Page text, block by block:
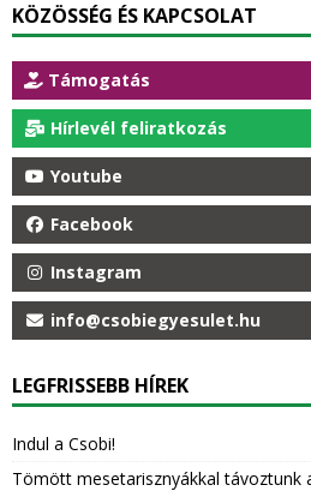
KÖZÖSSÉG ÉS KAPCSOLAT
Támogatás
Hírlevél feliratkozás
Youtube
Facebook
Instagram
info@csobiegyesulet.hu
LEGFRISSEBB HÍREK
Indul a Csobi!
Tömött mesetarisznyákkal távoztunk